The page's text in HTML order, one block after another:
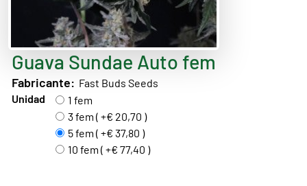
Guava Sundae Auto fem
Fabricante: Fast Buds Seeds
Unidad
1 fem
3 fem ( +€ 20,70 )
5 fem ( +€ 37,80 )
10 fem ( +€ 77,40 )